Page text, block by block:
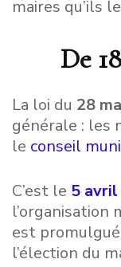
maires qu’ils
De
La loi du 28
générale : les
le conseil
C’est le 5 avril
l’organisation
est
l’élection du